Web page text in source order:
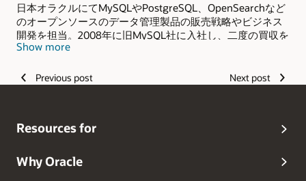
日本オラクルにてMySQLやPostgreSQL、OpenSearchなど
のオープンソースのデータ管理製品の販売戦略やビジネス
開発を担当。2008年に旧MySQL社に入社し、二度の買収を
経てオラクルに入社し、MySQLプリセールス部隊のアジア
Show more
Previous post Next post
Resources for
Why Oracle